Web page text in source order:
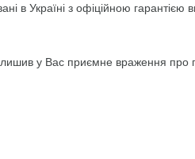
в Україні з офіційною
у Вас приємне враження про